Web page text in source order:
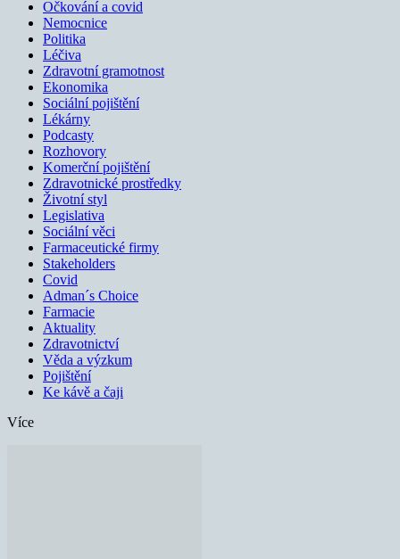
Očkování a covid
Nemocnice
Politika
Léčiva
Zdravotní gramotnost
Ekonomika
Sociální pojištění
Lékárny
Podcasty
Rozhovory
Komerční pojištění
Zdravotnické prostředky
Životní styl
Legislativa
Sociální věci
Farmaceutické firmy
Stakeholders
Covid
Adman´s Choice
Farmacie
Aktuality
Zdravotnictví
Věda a výzkum
Pojištění
Ke kávě a čaji
Více